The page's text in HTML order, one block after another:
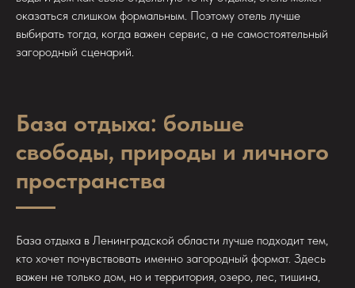
оказаться слишком формальным. Поэтому отель лучше
выбирать тогда, когда важен сервис, а не самостоятельный
загородный сценарий.
База отдыха: больше
свободы, природы и личного
пространства
База отдыха в Ленинградской области лучше подходит тем,
кто хочет почувствовать именно загородный формат. Здесь
важен не только дом, но и территория, озеро, лес, тишина,